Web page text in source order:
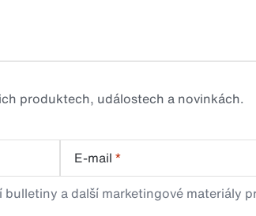
produktech, událostech a novinkách.
E-mail *
a další marketingové materiály